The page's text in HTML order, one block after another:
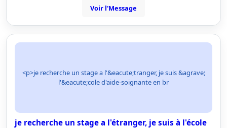
Voir l'Message
<p>je recherche un stage a l'&eacute;tranger, je suis &agrave;
l'&eacute;cole d'aide-soignante en br
je recherche un stage a l'étranger, je suis à l'école